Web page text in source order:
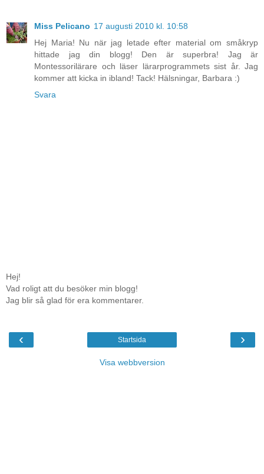
Miss Pelicano 17 augusti 2010 kl. 10:58
Hej Maria! Nu när jag letade efter material om småkryp
hittade jag din blogg! Den är superbra! Jag är
Montessorilärare och läser lärarprogrammets sist år. Jag
kommer att kicka in ibland! Tack! Hälsningar, Barbara :)
Svara
Hej!
Vad roligt att du besöker min blogg!
Jag blir så glad för era kommentarer.
‹ ›
Startsida
Visa webbversion